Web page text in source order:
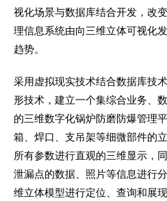
视化场景与数据库结合开发，改
理信息系统由向三维立体可视化
趋势。
采用虚拟现实技术结合数据库技
形技术，建立一个集综合业务、
的三维数字化锅炉防磨防爆管理
箱、焊口、支吊架等细微部件的
所有参数进行直观的三维显示，
泄漏点的数据、照片等信息进行
维立体模型进行定位、查询和展